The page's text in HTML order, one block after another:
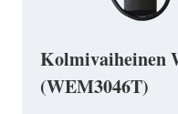
Kolmivaiheinen
(WEM3046T)